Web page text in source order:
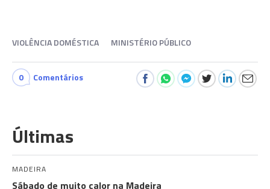
VIOLÊNCIA DOMÉSTICA MINISTÉRIO PÚBLICO
0 Comentários
Últimas
MADEIRA
Sábado de muito calor na Madeira